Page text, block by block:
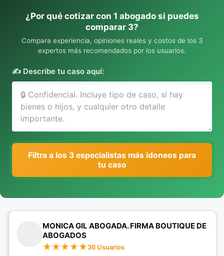
¿Por qué cotizar con 1 abogado si puedes
comparar 3?
Compara experiencia, opiniones reales y costos de los 3
expertos más recomendados por los usuarios.
✍️ Describe tu caso aquí:
Filtra a los 3 especialistas más idoneos para
tu caso
MONICA GIL ABOGADA. FIRMA BOUTIQUE DE
ABOGADOS
36 Usuarios